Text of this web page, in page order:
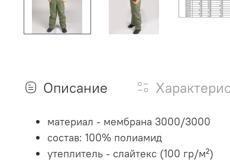
Описание
материал - мембрана 3000/3000
состав: 100% полиамид
утеплитель - слайтекс (100 гр/м²)